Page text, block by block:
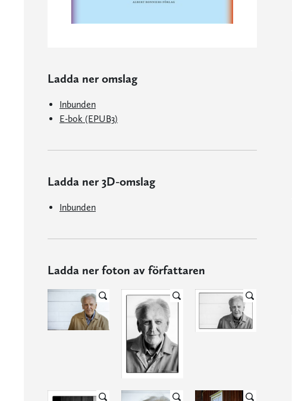
Ladda ner omslag
Inbunden
E-bok (EPUB3)
Ladda ner 3D-omslag
Inbunden
Ladda ner foton av författaren